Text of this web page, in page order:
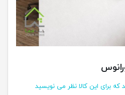
که برای این کالا نظر می نویسید